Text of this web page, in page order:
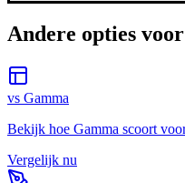
Andere opties voor
vs Gamma
Bekijk hoe Gamma scoort
Vergelijk nu